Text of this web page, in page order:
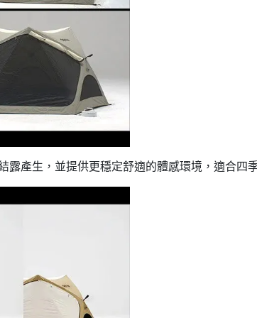
露產生，並提供更穩定舒適的體感環境，適合四